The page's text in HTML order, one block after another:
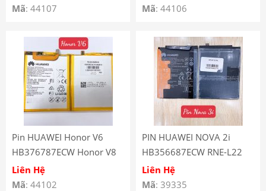
Mã: 44107
Mã: 44106
Pin HUAWEI Honor V6
HB376787ECW Honor V8
Liên Hệ
Mã: 44102
PIN HUAWEI NOVA 2i
HB356687ECW RNE-L22
RNE-LX2 NOVA 3i HONOR
7X
Liên Hệ
Mã: 39335